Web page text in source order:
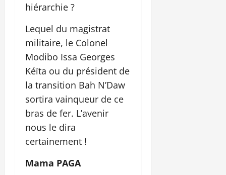
hiérarchie ?
Lequel du magistrat
militaire, le Colonel
Modibo Issa Georges
Kéïta ou du président de
la transition Bah N’Daw
sortira vainqueur de ce
bras de fer. L’avenir
nous le dira
certainement !
Mama PAGA